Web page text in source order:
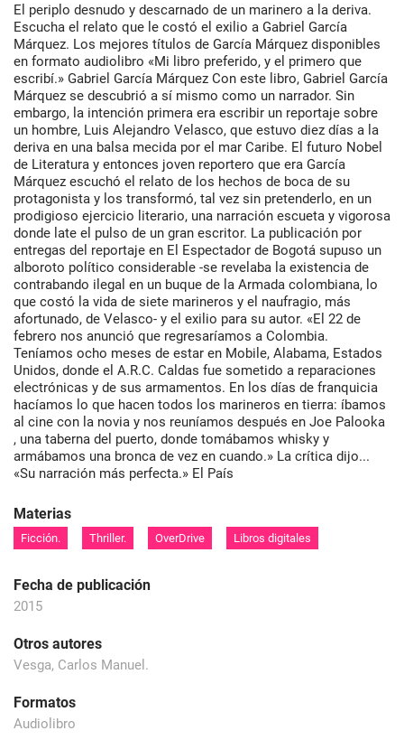
El periplo desnudo y descarnado de un marinero a la deriva.
Escucha el relato que le costó el exilio a Gabriel García
Márquez. Los mejores títulos de García Márquez disponibles
en formato audiolibro «Mi libro preferido, y el primero que
escribí.» Gabriel García Márquez Con este libro, Gabriel García
Márquez se descubrió a sí mismo como un narrador. Sin
embargo, la intención primera era escribir un reportaje sobre
un hombre, Luis Alejandro Velasco, que estuvo diez días a la
deriva en una balsa mecida por el mar Caribe. El futuro Nobel
de Literatura y entonces joven reportero que era García
Márquez escuchó el relato de los hechos de boca de su
protagonista y los transformó, tal vez sin pretenderlo, en un
prodigioso ejercicio literario, una narración escueta y vigorosa
donde late el pulso de un gran escritor. La publicación por
entregas del reportaje en El Espectador de Bogotá supuso un
alboroto político considerable -se revelaba la existencia de
contrabando ilegal en un buque de la Armada colombiana, lo
que costó la vida de siete marineros y el naufragio, más
afortunado, de Velasco- y el exilio para su autor. «El 22 de
febrero nos anunció que regresaríamos a Colombia.
Teníamos ocho meses de estar en Mobile, Alabama, Estados
Unidos, donde el A.R.C. Caldas fue sometido a reparaciones
electrónicas y de sus armamentos. En los días de franquicia
hacíamos lo que hacen todos los marineros en tierra: íbamos
al cine con la novia y nos reuníamos después en Joe Palooka
, una taberna del puerto, donde tomábamos whisky y
armábamos una bronca de vez en cuando.» La crítica dijo...
«Su narración más perfecta.» El País
Materias
Ficción. Thriller. OverDrive Libros digitales
Fecha de publicación
2015
Otros autores
Vesga, Carlos Manuel.
Formatos
Audiolibro